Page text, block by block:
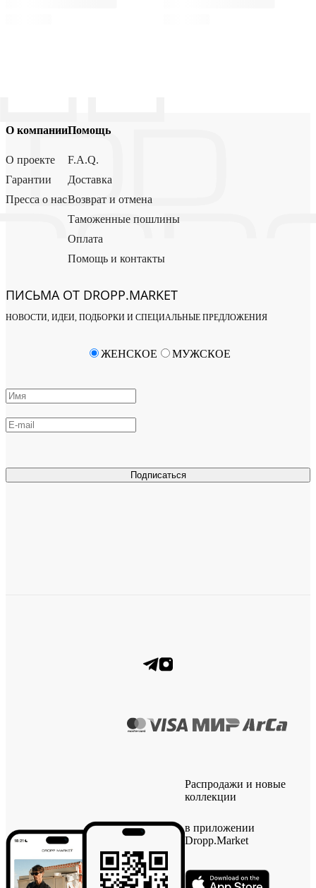
О компании
О проекте
Гарантии
Пресса о нас
Помощь
F.A.Q.
Доставка
Возврат и отмена
Таможенные пошлины
Оплата
Помощь и контакты
ПИСЬМА ОТ DROPP.MARKET
НОВОСТИ, ИДЕИ, ПОДБОРКИ И СПЕЦИАЛЬНЫЕ ПРЕДЛОЖЕНИЯ
Подписаться
ЖЕНСКОЕ МУЖСКОЕ
Распродажи и новые
коллекции
в приложении
Dropp.Market